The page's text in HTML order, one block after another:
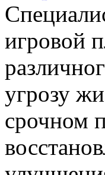
игровой
угрозу
срочном